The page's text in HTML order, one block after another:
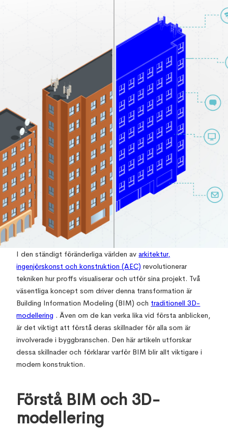
Varunkumar Sagarkar
, June 22, 2024
I den ständigt föränderliga världen avarkitektur,
ingenjörskonst och konstruktion (AEC) revolutionerar
tekniken hur proffs visualiserar och utför sina projekt. Två
väsentliga koncept som driver denna transformation är
Building Information Modeling (BIM) och traditionell 3D-
modellering . Även om de kan verka lika vid första anblicken,
är det viktigt att förstå deras skillnader för alla som är
involverade i byggbranschen. Den här artikeln utforskar
dessa skillnader och förklarar varför BIM blir allt viktigare i
modern konstruktion.
Förstå BIM och 3D-
modellering